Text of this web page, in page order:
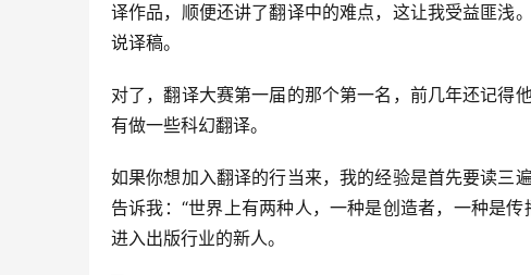
译作品，顺便还讲了翻译中的难点，这让我受益匪浅
说译稿。
对了，翻译大赛第一届的那个第一名，前几年还记得
有做一些科幻翻译。
如果你想加入翻译的行当来，我的经验是首先要读三
告诉我：“世界上有两种人，一种是创造者，一种是
进入出版行业的新人。